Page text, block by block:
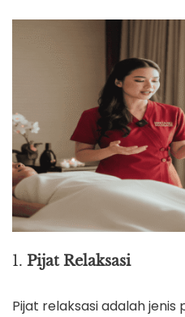
1. Pijat Relaksasi
Pijat relaksasi adalah